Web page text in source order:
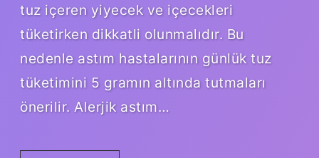
tuz içeren yiyecek ve içecekleri
tüketirken dikkatli olunmalıdır. Bu
nedenle astım hastalarının günlük tuz
tüketimini 5 gramın altında tutmaları
önerilir. Alerjik astım…